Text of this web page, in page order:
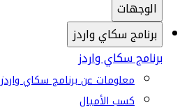
الوجهات
برنامج سكاي واردز
برنامج سكاي واردز
معلومات عن برنامج سكاي واردز
كسب الأميال